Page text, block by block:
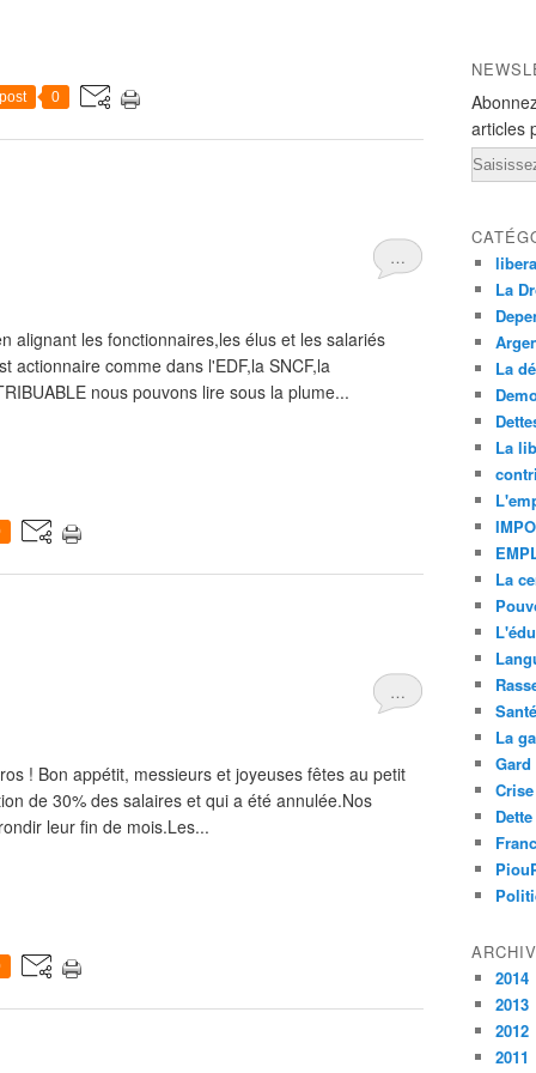
0
…
alignant les fonctionnaires,les élus et les salariés
actionnaire comme dans l'EDF,la SNCF,la
nous pouvons lire sous la plume...
…
! Bon appétit, messieurs et joyeuses fêtes au petit
de 30% des salaires et qui a été annulée.Nos
leur fin de mois.Les...
articles
Email
La
La
La
La
Santé
La
Gard
Crise
Dette
2014
2013
2012
2011